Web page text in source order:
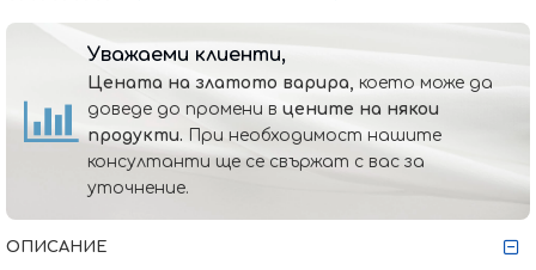
Уважаеми клиенти,
Цената на златото варира, което може да
доведе до промени в цените на някои
продукти. При необходимост нашите
консултанти ще се свържат с вас за
уточнение.
ОПИСАНИЕ